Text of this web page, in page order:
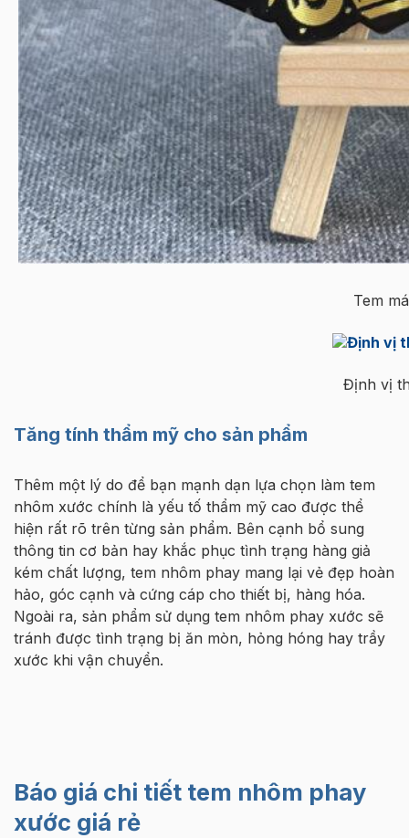
Tem
Định vị
Tăng tính thẩm mỹ cho sản phẩm
Thêm một lý do để bạn mạnh dạn lựa chọn làm tem
nhôm xước chính là yếu tố thẩm mỹ cao được thể
hiện rất rõ trên từng sản phẩm. Bên cạnh bổ sung
thông tin cơ bản hay khắc phục tình trạng hàng giả
kém chất lượng, tem nhôm phay mang lại vẻ đẹp hoàn
hảo, góc cạnh và cứng cáp cho thiết bị, hàng hóa.
Ngoài ra, sản phẩm sử dụng tem nhôm phay xước sẽ
tránh được tình trạng bị ăn mòn, hỏng hóng hay trầy
xước khi vận chuyển.
Báo giá chi tiết tem nhôm phay
xước giá rẻ